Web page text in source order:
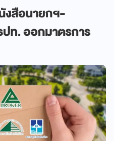
งสือนายกฯ-
ท. ออกมาตรการ